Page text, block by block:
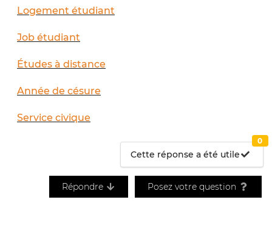
Logement étudiant
Job étudiant
Études à distance
Année de césure
Service civique
Cette réponse a été utile
0
Répondre Posez votre question